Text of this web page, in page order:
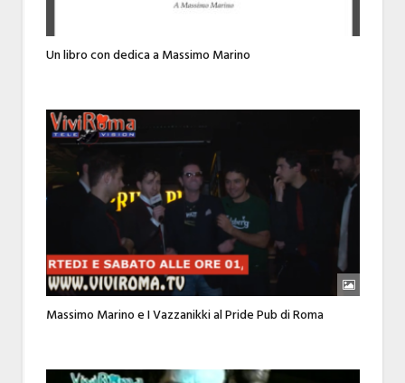
Un libro con dedica a Massimo Marino
Massimo Marino e I Vazzanikki al Pride Pub di Roma